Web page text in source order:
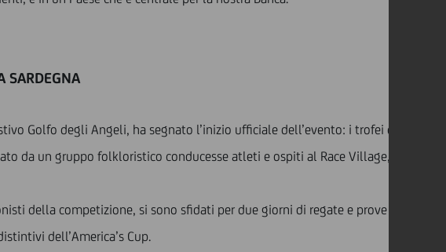
SARDEGNA
Golfo degli Angeli, ha segnato l’inizio ufficiale dell’evento: i trofei
da un gruppo folkloristico conducesse atleti e ospiti al Race Village, dove i
della competizione, si sono sfidati per due giorni di regate e prove ufficiali
dell’America’s Cup.